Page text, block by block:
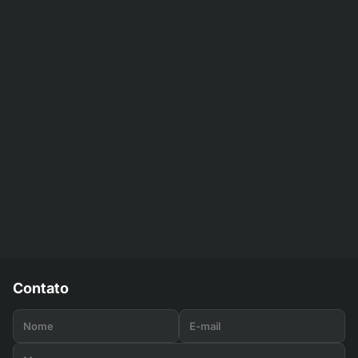
Contato